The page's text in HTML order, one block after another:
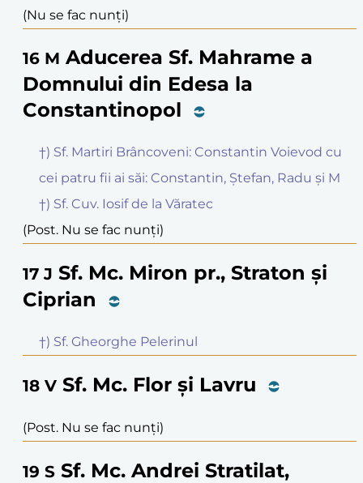
(Nu se fac nunți)
16 M Aducerea Sf. Mahrame a
Domnului din Edesa la
Constantinopol
†) Sf. Martiri Brâncoveni: Constantin Voievod cu
cei patru fii ai săi: Constantin, Ștefan, Radu și M
†) Sf. Cuv. Iosif de la Văratec
(Post. Nu se fac nunți)
17 J Sf. Mc. Miron pr., Straton și
Ciprian
†) Sf. Gheorghe Pelerinul
18 V Sf. Mc. Flor și Lavru
(Post. Nu se fac nunți)
19 S Sf. Mc. Andrei Stratilat,